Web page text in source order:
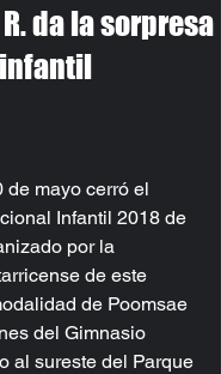
da la sorpresa
infantil
de mayo cerró el
Infantil 2018 de
por la
de este
de Poomsae
del Gimnasio
al sureste del Parque